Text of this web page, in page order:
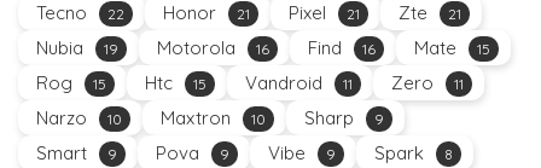
Tecno 22 Honor 21 Pixel 21 Zte 21
Nubia 19 Motorola 16 Find 16 Mate 15
Rog 15 Htc 15 Vandroid 11 Zero 11
Narzo 10 Maxtron 10 Sharp 9
Smart 9 Pova 9 Vibe 9 Spark 8